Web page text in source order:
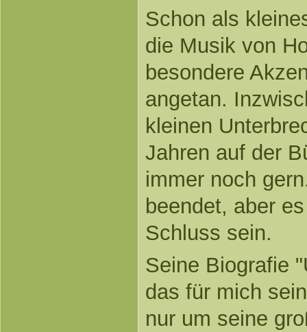
Schon als
die Musik von
besondere
angetan.
kleinen
Jahren auf der
immer noch
beendet, aber
Schluss sein.
Seine Biografie
das für mich
nur um seine